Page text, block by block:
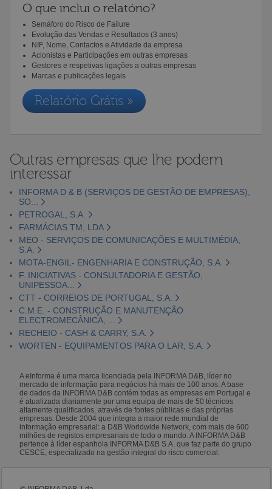
O que inclui o relatório?
Semáforo do Risco de Failure
Evolução das Vendas e Resultados (3 anos)
NIF, Nome, Contactos e Atividade da empresa
Acionistas e Participações em outras empresas
Gestores e respetivas ligações a outras empresas
Marcas e publicações legais
Relatório Grátis »
Outras empresas que lhe podem
interessar
INFORMA D & B (SERVIÇOS DE GESTÃO DE EMPRESAS),
SO...
PETROGAL, S.A.
FARMÁCIAS TM, LDA
MEO - SERVIÇOS DE COMUNICAÇÕES E MULTIMÉDIA,
S.A.
MOTA-ENGIL- ENGENHARIA E CONSTRUÇÃO, S.A.
F. INICIATIVAS - CONSULTADORIA E GESTÃO,
UNIPESSOA...
CTT - CORREIOS DE PORTUGAL, S.A.
C.M.E. - CONSTRUÇÃO E MANUTENÇÃO
ELECTROMECÂNICA, ...
RECHEIO - CASH & CARRY, S.A.
WORTEN - EQUIPAMENTOS PARA O LAR, S.A.
A eInforma é uma marca licenciada pela INFORMA D&B, líder no
mercado de informação para negócios há mais de 100 anos. A base
de dados da INFORMA D&B contém todas as empresas em Portugal e
é atualizada diariamente por uma equipa de mais de 50 técnicos
altamente qualificados, através de fontes públicas e das próprias
empresas. Desde 2004 que integra a maior rede mundial de
informação empresarial: a D&B Worldwide Network, com mais de 600
milhões de registos empresariais de todo o mundo. A INFORMA D&B
pertence à líder espanhola INFORMA D&B S.A. que faz parte do grupo
CESCE, especializado na gestão integral do risco comercial.